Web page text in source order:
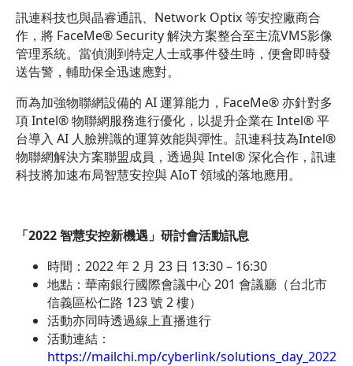
訊連科技也與晶睿通訊、Network Optix 等安控廠商合
作，將 FaceMe® Security 解決方案整合至主流VMS影像
管理系統。當偵測到特定人士或事件發生時，便會即時發
送告警，輔助保全迅速應對。
而為加強物聯網設備的 AI 運算能力，FaceMe® 亦針對多
項 Intel® 物聯網服務進行優化，以提升企業在 Intel® 平
台導入 AI 人臉辨識的運算效能與彈性。訊連科技為Intel®
物聯網解決方案聯盟成員，透過與 Intel® 深化合作，訊連
科技將加速布局智慧安控與 AIoT 領域的落地應用。
「2022智慧安控新機遇」研討會活動訊息
時間：2022 年 2 月 23 日 13:30 – 16:30
地點：華南銀行國際會議中心 201 會議廳（台北市
信義區松仁路 123 號 2 樓）
活動亦同時透過線上直播進行
活動連結：
https://mailchi.mp/cyberlink/solutions_day_2022